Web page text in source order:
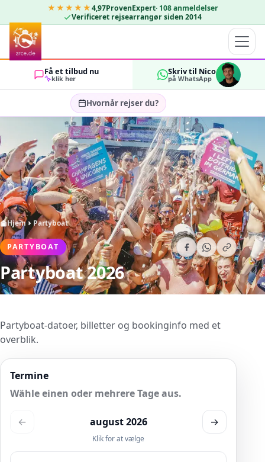
★★★★★4,97ProvenExpert· 108 anmeldelser
Verificeret rejsearrangør siden 2014
Få et tilbud nu
klik her
Skriv til Nico
på WhatsApp
Hvornår rejser du?
Vælg rejsedatoer…
GÆSTER
2 OK
Hjem Partyboat
PARTYBOAT
Partyboat 2026
Partyboat-datoer, billetter og bookinginfo med et
overblik.
Termine
Wähle einen oder mehrere Tage aus.
← august 2026 →
Klik for at vælge